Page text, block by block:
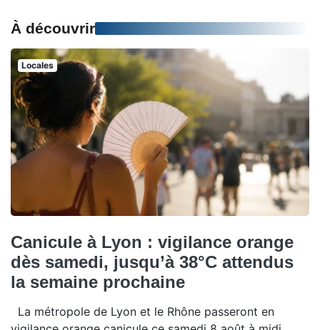
À découvrir
Locales
Canicule à Lyon : vigilance orange
dès samedi, jusqu’à 38°C attendus
la semaine prochaine
La métropole de Lyon et le Rhône passeront en